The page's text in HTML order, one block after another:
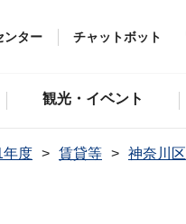
ンター チャットボット
観光・イベント
年度 賃貸等
神奈川区